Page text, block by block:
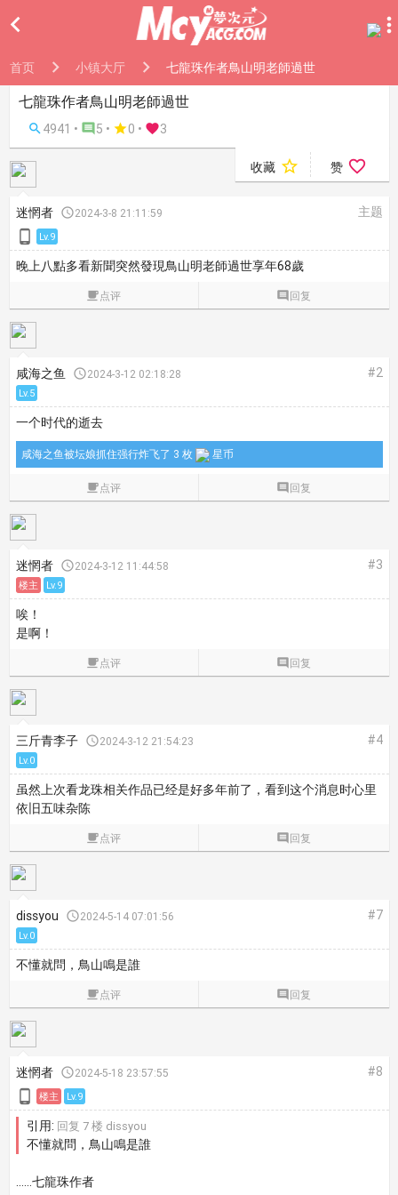

首页 小镇大厅 七龍珠作者鳥山明老師過世
七龍珠作者鳥山明老師過世
 4941 •  5 • 0 • 3
收藏  赞 
迷惘者 2024-3-8 21:11:59 主题
 Lv.9
晚上八點多看新聞突然發現鳥山明老師過世享年68歲
点评  回复
咸海之鱼 2024-3-12 02:18:28 #2
Lv.5
一个时代的逝去
咸海之鱼被坛娘抓住强行炸飞了 3 枚 星币
点评  回复
迷惘者 2024-3-12 11:44:58 #3
楼主 Lv.9
唉！
是啊！
点评  回复
三斤青李子 2024-3-12 21:54:23 #4
Lv.0
虽然上次看龙珠相关作品已经是好多年前了，看到这个消息时心里
依旧五味杂陈
点评  回复
dissyou 2024-5-14 07:01:56 #7
Lv.0
不懂就問，鳥山鳴是誰
点评  回复
迷惘者 2024-5-18 23:57:55 #8
 楼主 Lv.9
引用: 回复 7 楼 dissyou
不懂就問，鳥山鳴是誰
……七龍珠作者